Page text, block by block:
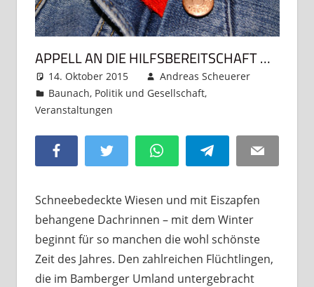
APPELL AN DIE HILFSBEREITSCHAFT …
14. Oktober 2015
Andreas Scheuerer
Baunach, Politik und Gesellschaft,
Veranstaltungen
Facebook Twitter WhatsAppTelegram Email
Schneebedeckte Wiesen und mit Eiszapfen
behangene Dachrinnen – mit dem Winter
beginnt für so manchen die wohl schönste
Zeit des Jahres. Den zahlreichen Flüchtlingen,
die im Bamberger Umland untergebracht